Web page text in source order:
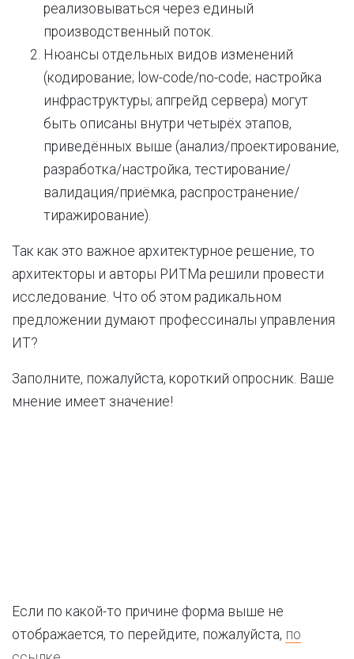
реализовываться через единый
производственный поток.
Нюансы отдельных видов изменений
(кодирование; low-code/no-code; настройка
инфраструктуры; апгрейд сервера) могут
быть описаны внутри четырёх этапов,
приведённых выше (анализ/проектирование,
разработка/настройка, тестирование/
валидация/приёмка, распространение/
тиражирование).
Так как это важное архитектурное решение, то
архитекторы и авторы РИТМа решили провести
исследование. Что об этом радикальном
предложении думают профессиналы управления
ИТ?
Заполните, пожалуйста, короткий опросник. Ваше
мнение имеет значение!
Если по какой-то причине форма выше не
отображается, то перейдите, пожалуйста, по